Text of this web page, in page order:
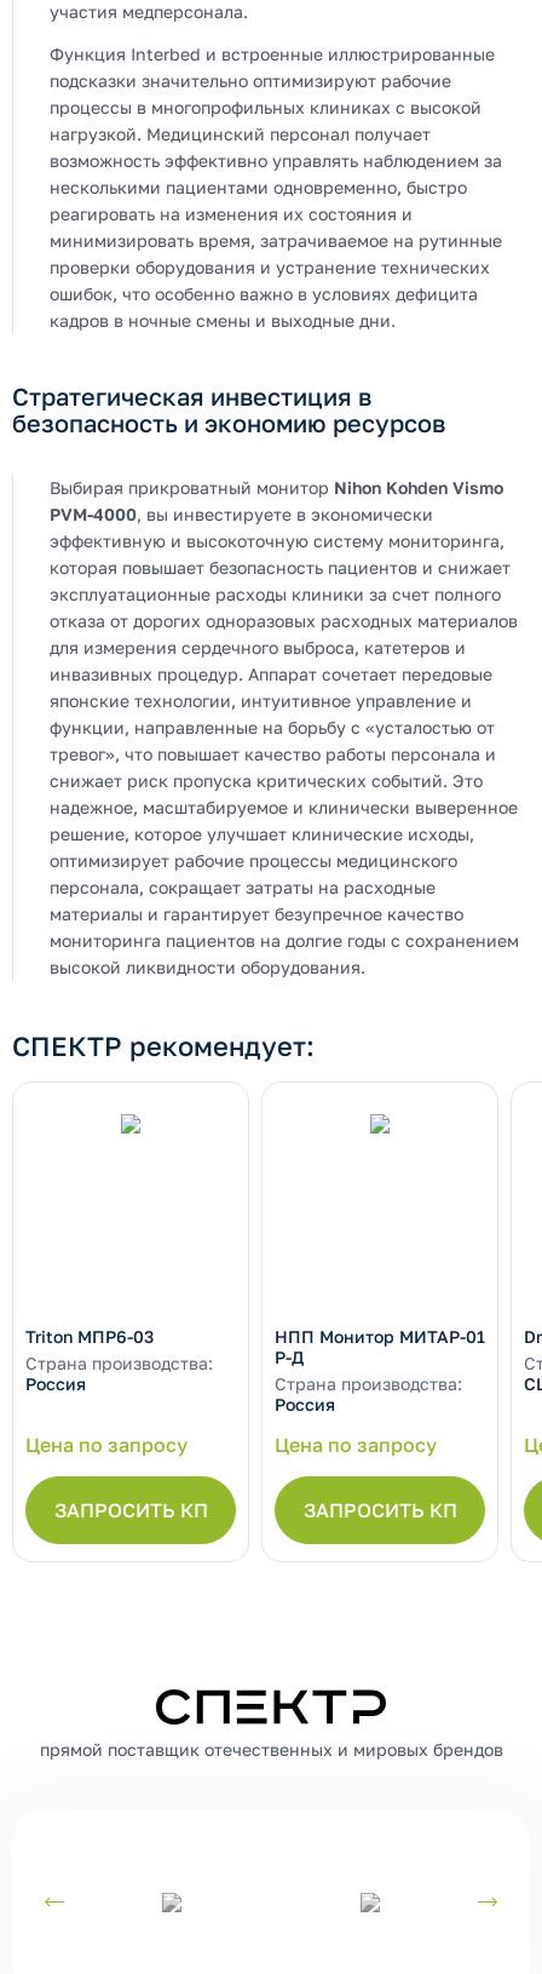
участия медперсонала.
Функция Interbed и встроенные иллюстрированные
подсказки значительно оптимизируют рабочие
процессы в многопрофильных клиниках с высокой
нагрузкой. Медицинский персонал получает
возможность эффективно управлять наблюдением за
несколькими пациентами одновременно, быстро
реагировать на изменения их состояния и
минимизировать время, затрачиваемое на рутинные
проверки оборудования и устранение технических
ошибок, что особенно важно в условиях дефицита
кадров в ночные смены и выходные дни.
Стратегическая инвестиция в
безопасность и экономию ресурсов
Выбирая прикроватный монитор Nihon Kohden Vismo
PVM-4000, вы инвестируете в экономически
эффективную и высокоточную систему мониторинга,
которая повышает безопасность пациентов и снижает
эксплуатационные расходы клиники за счет полного
отказа от дорогих одноразовых расходных материалов
для измерения сердечного выброса, катетеров и
инвазивных процедур. Аппарат сочетает передовые
японские технологии, интуитивное управление и
функции, направленные на борьбу с «усталостью от
тревог», что повышает качество работы персонала и
снижает риск пропуска критических событий. Это
надежное, масштабируемое и клинически выверенное
решение, которое улучшает клинические исходы,
оптимизирует рабочие процессы медицинского
персонала, сокращает затраты на расходные
материалы и гарантирует безупречное качество
мониторинга пациентов на долгие годы с сохранением
высокой ликвидности оборудования.
СПЕКТР рекомендует:
Triton МПР6-03
Страна производства:
Россия
Цена по запросу
ЗАПРОСИТЬ КП
НПП Монитор МИТАР-01
Р-Д
Страна производства:
Россия
Цена по запросу
ЗАПРОСИТЬ КП
СПЕКТР
прямой поставщик отечественных и мировых брендов